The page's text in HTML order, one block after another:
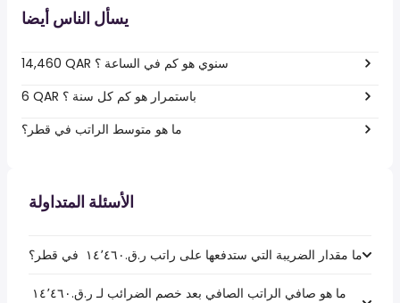
يسأل الناس أيضا
14,460 QAR سنوي هو كم في الساعة ؟
6 QAR باستمرار هو كم كل سنة ؟
ما هو متوسط الراتب في قطر؟
الأسئلة المتداولة
ما مقدار الضريبة التي ستدفعها على راتب ر.ق.‏١٤٬٤٦٠ ‏ في قطر؟